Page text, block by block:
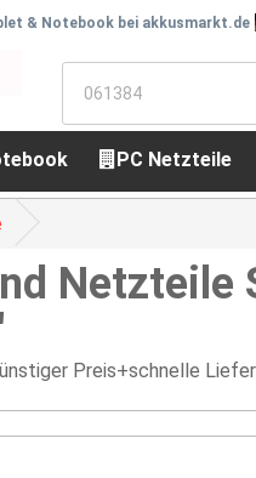
& Notebook bei akkusmarkt.de
PC Netzteile
Netzteile
Preis+schnelle